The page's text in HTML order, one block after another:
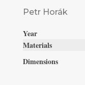
Petr Horák
Dimensions